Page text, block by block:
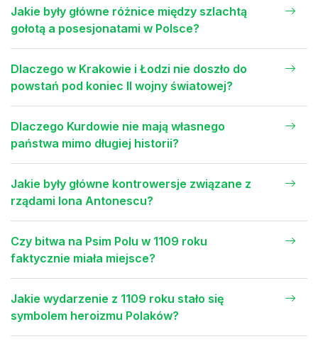
Jakie były główne różnice między szlachtą
gołotą a posesjonatami w Polsce?
Dlaczego w Krakowie i Łodzi nie doszło do
powstań pod koniec II wojny światowej?
Dlaczego Kurdowie nie mają własnego
państwa mimo długiej historii?
Jakie były główne kontrowersje związane z
rządami Iona Antonescu?
Czy bitwa na Psim Polu w 1109 roku
faktycznie miała miejsce?
Jakie wydarzenie z 1109 roku stało się
symbolem heroizmu Polaków?